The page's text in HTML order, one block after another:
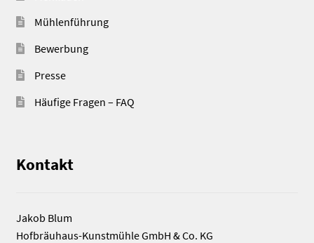
Mühlenführung
Bewerbung
Presse
Häufige Fragen – FAQ
Kontakt
Jakob Blum
Hofbräuhaus-Kunstmühle GmbH & Co. KG